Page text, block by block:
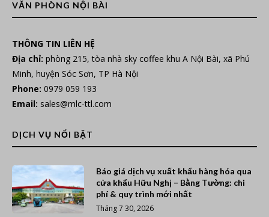
VĂN PHÒNG NỘI BÀI
THÔNG TIN LIÊN HỆ
Địa chỉ: phòng 215, tòa nhà sky coffee khu A Nội Bài, xã Phú
Minh, huyện Sóc Sơn, TP Hà Nội
Phone: 0979 059 193
Email: sales@mlc-ttl.com
DỊCH VỤ NỔI BẬT
Báo giá dịch vụ xuất khẩu hàng hóa qua
cửa khẩu Hữu Nghị – Bằng Tường: chi
phí & quy trình mới nhất
Tháng 7 30, 2026